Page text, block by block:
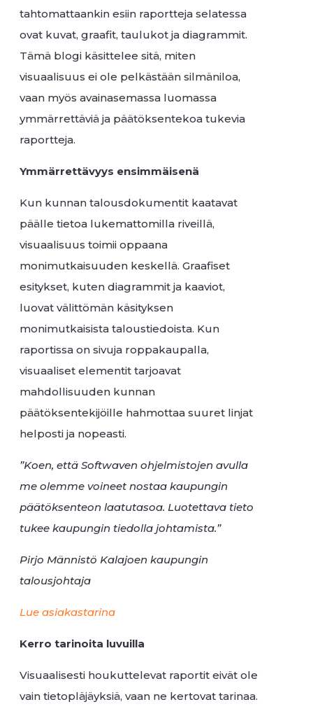
tahtomattaankin esiin raportteja selatessa
ovat kuvat, graafit, taulukot ja diagrammit.
Tämä blogi käsittelee sitä, miten
visuaalisuus ei ole pelkästään silmäniloa,
vaan myös avainasemassa luomassa
ymmärrettäviä ja päätöksentekoa tukevia
raportteja.
Ymmärrettävyys ensimmäisenä
Kun kunnan talousdokumentit kaatavat
päälle tietoa lukemattomilla riveillä,
visuaalisuus toimii oppaana
monimutkaisuuden keskellä. Graafiset
esitykset, kuten diagrammit ja kaaviot,
luovat välittömän käsityksen
monimutkaisista taloustiedoista. Kun
raportissa on sivuja roppakaupalla,
visuaaliset elementit tarjoavat
mahdollisuuden kunnan
päätöksentekijöille hahmottaa suuret linjat
helposti ja nopeasti.
”Koen, että Softwaven ohjelmistojen avulla
me olemme voineet nostaa kaupungin
päätöksenteon laatutasoa. Luotettava tieto
tukee kaupungin tiedolla johtamista.”
Pirjo Männistö Kalajoen kaupungin
talousjohtaja
Lue asiakastarina
Kerro tarinoita luvuilla
Visuaalisesti houkuttelevat raportit eivät ole
vain tietopläjäyksiä, vaan ne kertovat tarinaa.